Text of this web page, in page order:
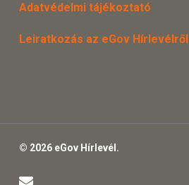
Adatvédelmi tájékoztató
Leiratkozás az eGov Hírlevélről
© 2026 eGov Hírlevél.
email